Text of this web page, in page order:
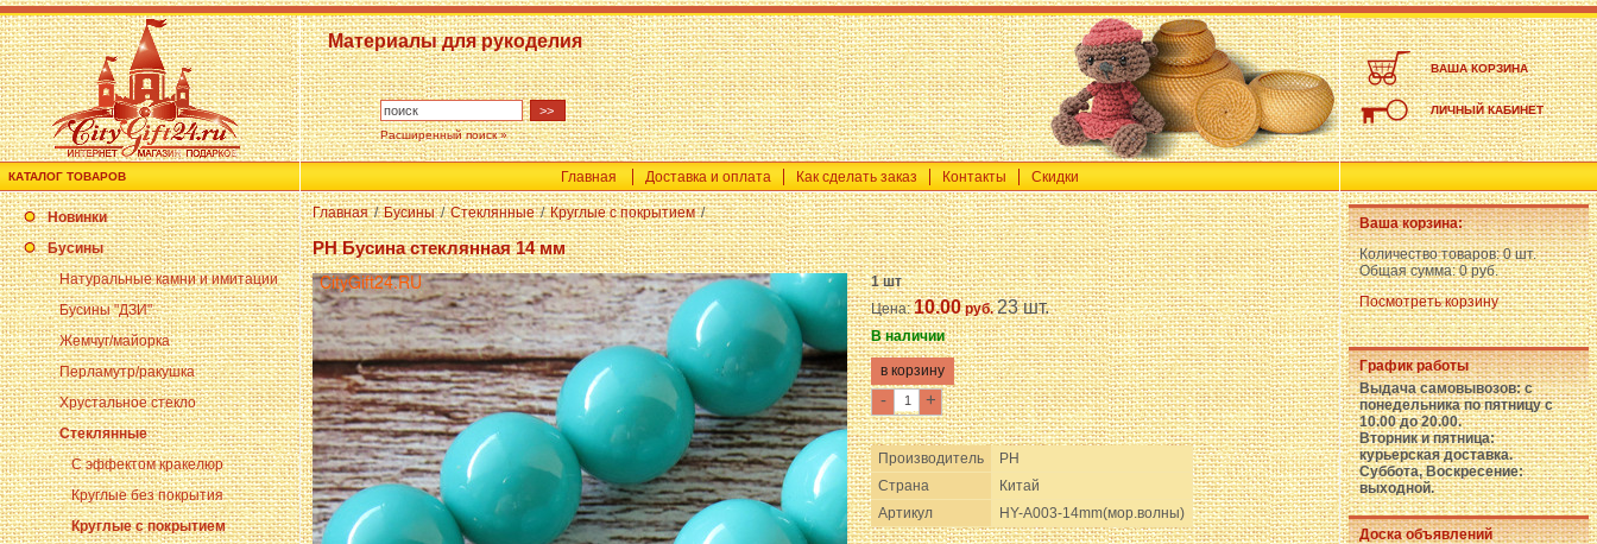
Материалы для рукоделия
Расширенный поиск »
ВАША КОРЗИНА
ЛИЧНЫЙ КАБИНЕТ
КАТАЛОГ ТОВАРОВ Главная Доставка и оплата Как сделать заказ Контакты Скидки
Новинки
Бусины
Натуральные камни и имитации
Бусины "ДЗИ"
Жемчуг/майорка
Перламутр/ракушка
Хрустальное стекло
Стеклянные
С эффектом кракелюр
Круглые без покрытия
Круглые с покрытием
Главная / Бусины / Стеклянные / Круглые с покрытием /
PH Бусина стеклянная 14 мм
1 шт
Цена:10.00руб.23 шт.
В наличии
- +
Производитель
PH
Страна
Китай
Артикул
HY-A003-14mm(мор.волны)
Ваша корзина:
Количество товаров:0 шт.
Общая сумма:0 руб.
Посмотреть корзину
График работы
Выдача самовывозов: с
понедельника по пятницу с
10.00 до 20.00.
Вторник и пятница:
курьерская доставка.
Суббота, Воскресение:
выходной.
Доска объявлений